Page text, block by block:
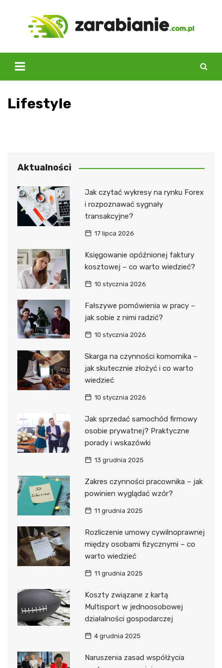
Lifestyle
Aktualności
Jak czytać wykresy na rynku Forex
i rozpoznawać sygnały
transakcyjne?
17 lipca 2026
Księgowanie opóźnionej faktury
kosztowej – co warto wiedzieć?
10 stycznia 2026
Fałszywe pomówienia w pracy –
jak sobie z nimi radzić?
10 stycznia 2026
Skarga na czynności komornika –
jak skutecznie złożyć i co warto
wiedzieć
10 stycznia 2026
Jak sprzedać samochód firmowy
osobie prywatnej? Praktyczne
porady i wskazówki
13 grudnia 2025
Zakres czynności pracownika – jak
powinien wyglądać wzór?
11 grudnia 2025
Rozliczenie umowy cywilnoprawnej
między osobami fizycznymi – co
warto wiedzieć
11 grudnia 2025
Koszty związane z kartą
Multisport w jednoosobowej
działalności gospodarczej
4 grudnia 2025
Naruszenia zasad współżycia